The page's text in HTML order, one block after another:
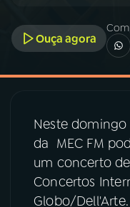
A RÁDIO
03
04 PROGRAMAS
PODCASTS
Ouça agora
Neste domingo
da MEC FM
um concerto
Concertos
Globo/Dell'Arte.